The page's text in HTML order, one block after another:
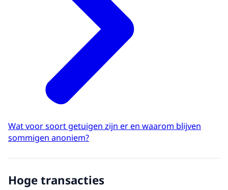
Wat voor soort getuigen zijn er en waarom blijven
sommigen anoniem?
Hoge transacties